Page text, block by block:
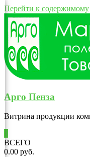
Перейти к содержимому
Арго Пенза
Витрина продукции
ВСЕГО
0.00 руб.